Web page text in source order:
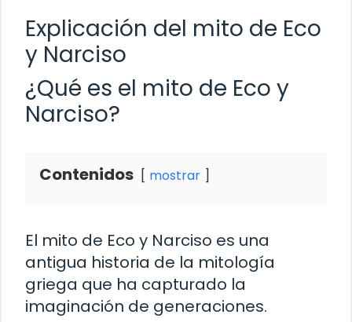
Explicación del mito de Eco
y Narciso
¿Qué es el mito de Eco y
Narciso?
Contenidos mostrar
El mito de Eco y Narciso es una
antigua historia de la mitología
griega que ha capturado la
imaginación de generaciones.